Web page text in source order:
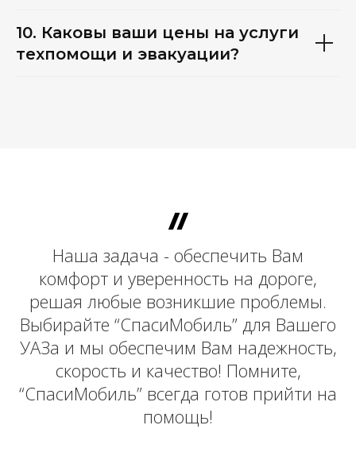
10. Каковы ваши цены на услуги
техпомощи и эвакуации?
Наша задача - обеспечить Вам
комфорт и уверенность на дороге,
решая любые возникшие проблемы.
Выбирайте “СпасиМобиль” для Вашего
УАЗа и мы обеспечим Вам надежность,
скорость и качество! Помните,
“СпасиМобиль” всегда готов прийти на
помощь!